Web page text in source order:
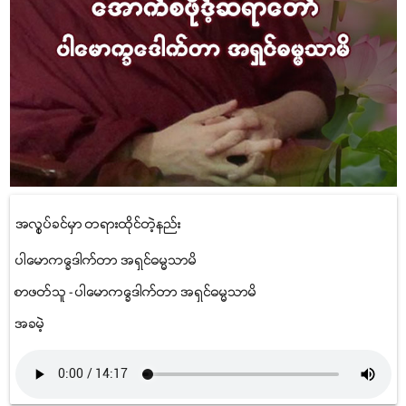
အလုပ္ခြင္မွာ တရားထိုင္တဲ့နည္း
ပါေမာကၡေဒါက္တာ အရွင္ဓမၼသာမိ
စာဖတ္သူ - ပါေမာကၡေဒါက္တာ အရွင္ဓမၼသာမိ
အခမဲ့